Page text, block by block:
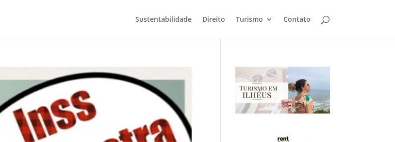
Sustentabilidade Direito Turismo Contato